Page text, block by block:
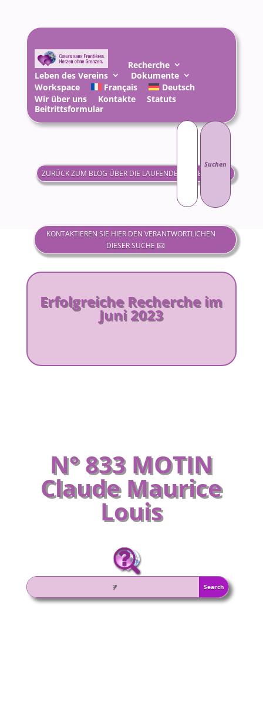
Recherche
Leben des Vereins
Dokumente
Workspace
Français
Deutsch
Wir über uns
Kontakte
Statuts
Beitrittsformular
Suchen
nach:
ZURÜCK ZUM BLOG ÜBER DIE LAUFENDE RECHERCHE
KONTAKTIEREN SIE HIER DEN VERANTWORTLICHEN
DIESER SUCHE
Erfolgreiche Recherche im
Juni 2023
N° 833 MOTIN
Claude Maurice
Louis